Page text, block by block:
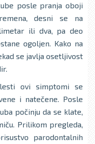
posle pranja oboji
desni se na
ili dva, pa deo
ogolјen. Kako na
se javlјa osetlјivost
ovi simptomi se
i natečene. Posle
počinju da se klate,
Prilikom pregleda,
parodontalnih